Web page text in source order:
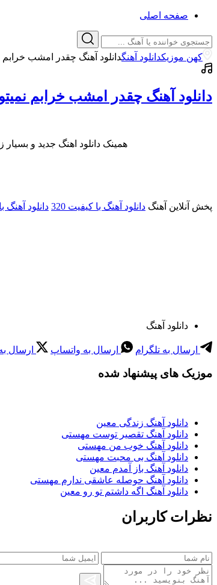
صفحه اصلی
کهن موزیکدانلود آهنگدانلود آهنگ چقدر امشب خرابم
دانلود آهنگ چقدر امشب خرابم
همینک دانلود اهنگ جدید و
پخش آنلاین آهنگ دانلود آهنگ با کیفیت 320 دانلود آهنگ با
دانلود آهنگ
ارسال به تلگرام ارسال به واتساپ ارسال به
موزیک های پیشنهاد شده
دانلود آهنگ زندگی معین
دانلود آهنگ تقصیر توست مهستی
دانلود آهنگ خوب من مهستی
دانلود آهنگ بی محبت مهستی
دانلود آهنگ باز آمدم معین
دانلود آهنگ حوصله عاشقی ندارم مهستی
دانلود آهنگ اگه داشتم تو رو معین
نظرات کاربران